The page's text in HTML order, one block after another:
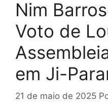
Nim
Voto de
em Ji-
21 de maio de 2025